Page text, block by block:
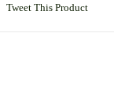
Tweet This Product